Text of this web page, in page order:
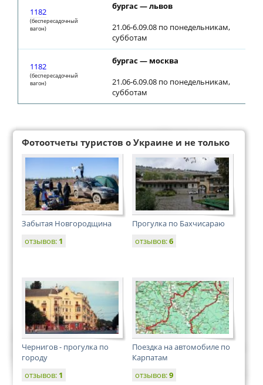
1182
(беспересадочный
вагон)
бургас — львов
21.06-6.09.08 по понедельникам,
субботам
1182
(беспересадочный
вагон)
бургас — москва
21.06-6.09.08 по понедельникам,
субботам
Фотоотчеты туристов о Украине и не только
Забытая Новгородщина
отзывов: 1
Прогулка по Бахчисараю
отзывов:6
Чернигов - прогулка по
городу
отзывов: 1
Поездка на автомобиле по
Карпатам
отзывов:9